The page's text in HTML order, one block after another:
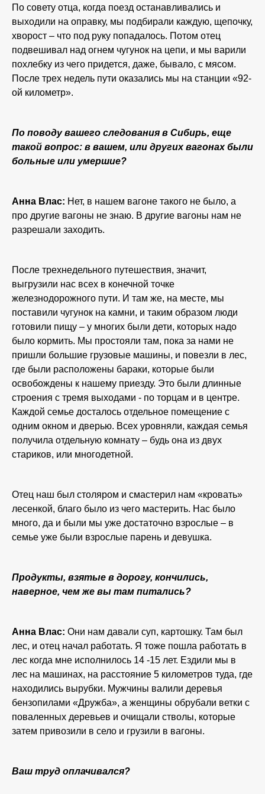
По совету отца, когда поезд останавливались и
выходили на оправку, мы подбирали каждую, щепочку,
хворост – что под руку попадалось. Потом отец
подвешивал над огнем чугунок на цепи, и мы варили
похлебку из чего придется, даже, бывало, с мясом.
После трех недель пути оказались мы на станции «92-
ой километр».
По поводу вашего следования в Сибирь, еще
такой вопрос: в вашем, или других вагонах были
больные или умершие?
Анна Влас: Нет, в нашем вагоне такого не было, а
про другие вагоны не знаю. В другие вагоны нам не
разрешали заходить.
После трехнедельного путешествия, значит,
выгрузили нас всех в конечной точке
железнодорожного пути. И там же, на месте, мы
поставили чугунок на камни, и таким образом люди
готовили пищу – у многих были дети, которых надо
было кормить. Мы простояли там, пока за нами не
пришли большие грузовые машины, и повезли в лес,
где были расположены бараки, которые были
освобождены к нашему приезду. Это были длинные
строения с тремя выходами - по торцам и в центре.
Каждой семье досталось отдельное помещение с
одним окном и дверью. Всех уровняли, каждая семья
получила отдельную комнату – будь она из двух
стариков, или многодетной.
Отец наш был столяром и смастерил нам «кровать»
лесенкой, благо было из чего мастерить. Нас было
много, да и были мы уже достаточно взрослые – в
семье уже были взрослые парень и девушка.
Продукты, взятые в дорогу, кончились,
наверное, чем же вы там питались?
Анна Влас: Они нам давали суп, картошку. Там был
лес, и отец начал работать. Я тоже пошла работать в
лес когда мне исполнилось 14 -15 лет. Ездили мы в
лес на машинах, на расстояние 5 километров туда, где
находились вырубки. Мужчины валили деревья
бензопилами «Дружба», а женщины обрубали ветки с
поваленных деревьев и очищали стволы, которые
затем привозили в село и грузили в вагоны.
Ваш труд оплачивался?